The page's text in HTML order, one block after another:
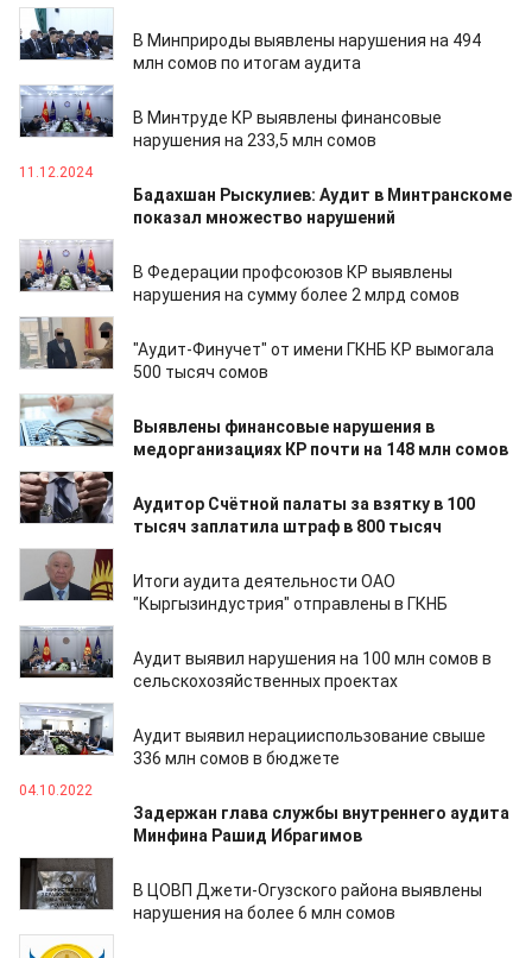
20.03.2025
В Минприроды выявлены нарушения на 494
млн сомов по итогам аудита
20.03.2025
В Минтруде КР выявлены финансовые
нарушения на 233,5 млн сомов
11.12.2024
Бадахшан Рыскулиев: Аудит в Минтранскоме
показал множество нарушений
05.11.2024
В Федерации профсоюзов КР выявлены
нарушения на сумму более 2 млрд сомов
05.12.2023
"Аудит-Финучет" от имени ГКНБ КР вымогала
500 тысяч сомов
06.09.2023
Выявлены финансовые нарушения в
медорганизациях КР почти на 148 млн сомов
16.08.2023
Аудитор Счётной палаты за взятку в 100
тысяч заплатила штраф в 800 тысяч
25.05.2023
Итоги аудита деятельности ОАО
"Кыргызиндустрия" отправлены в ГКНБ
29.04.2023
Аудит выявил нарушения на 100 млн сомов в
сельскохозяйственных проектах
29.04.2023
Аудит выявил нерацииспользование свыше
336 млн сомов в бюджете
04.10.2022
Задержан глава службы внутреннего аудита
Минфина Рашид Ибрагимов
23.05.2022
В ЦОВП Джети-Огузского района выявлены
нарушения на более 6 млн сомов
28.04.2022